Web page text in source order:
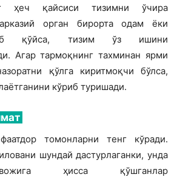
ҳеч қайсиси тизимни ўчира
орган бирорта одам ёки
қўйса, тизим ўз ишини
Агар тармоқнинг тахминан ярми
қўлга киритмоқчи бўлса,
кўриб туришади.
томонларни тенг кўради.
шундай дастурлаганки, унда
ҳисса қўшганлар